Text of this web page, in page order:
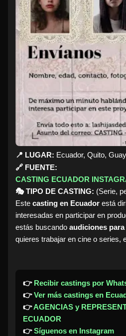
📍 LUGAR: Ecuador, Quito,
🔗 FUENTE:
CASTING ECUADOR
🎭 TIPO DE CASTING: (Serie,
Este casting en Ecuador está
interesadas en participar en
estás buscando audiciones
quieres trabajar en cine o series,
👉 Recibir castings por
👉Ver más castings en
👉AGENCIAS y
ECUADOR
👉Síguenos en Instagram